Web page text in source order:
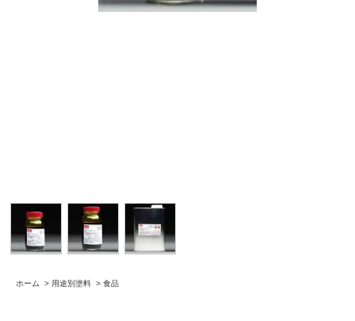
ホーム > 用途別塗料 > 食品